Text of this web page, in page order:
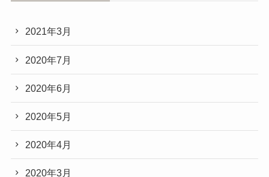
2021年3月
2020年7月
2020年6月
2020年5月
2020年4月
2020年3月